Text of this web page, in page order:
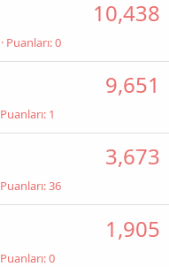
10,438
Puanları 0
9,651
Puanları 1
3,673
Puanları 36
1,905
Puanları 0